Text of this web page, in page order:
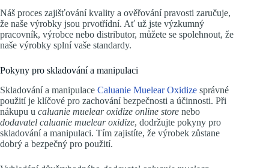
Náš proces zajišťování kvality a ověřování pravosti zaručuje,
že naše výrobky jsou prvotřídní. Ať už jste výzkumný
pracovník, výrobce nebo distributor, můžete se spolehnout, že
naše výrobky splní vaše standardy.
Pokyny pro skladování a manipulaci
Skladování a manipulace Caluanie Muelear Oxidize správné
použití je klíčové pro zachování bezpečnosti a účinnosti. Při
nákupu u caluanie muelear oxidize online store nebo
dodavatel caluanie muelear oxidize, dodržujte pokyny pro
skladování a manipulaci. Tím zajistíte, že výrobek zůstane
dobrý a bezpečný pro použití.